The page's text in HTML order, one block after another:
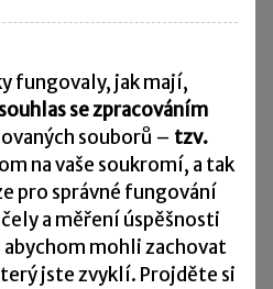
záloh na daň z příjmů
za červenec 2026
fungovaly, jak mají,
se zpracováním
souborů – tzv.
na vaše soukromí, a tak
pro správné fungování
a měření úspěšnosti
mohli zachovat
jste zvyklí. Projděte si